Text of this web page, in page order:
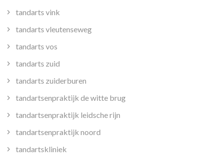
tandarts vink
tandarts vleutenseweg
tandarts vos
tandarts zuid
tandarts zuiderburen
tandartsenpraktijk de witte brug
tandartsenpraktijk leidsche rijn
tandartsenpraktijk noord
tandartskliniek